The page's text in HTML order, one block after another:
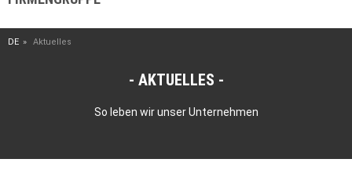
DE Aktuelles
AKTUELLES
So leben wir unser Unternehmen